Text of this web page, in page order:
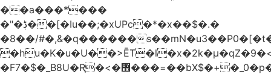
��a���*���
�"�ڋ��[�Iu��;�xUPc�*�x��$�.�
�8��/#�,&�q������
�F7�$�_B8U�Rֶ�<�޻���=��bX$�+�_0�p�=l